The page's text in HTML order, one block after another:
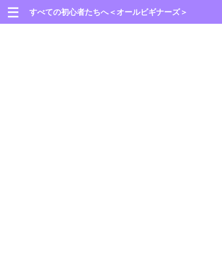
すべての初心者たちへ＜オールビギナーズ＞